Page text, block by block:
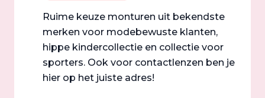
Ruime keuze monturen uit bekendste
merken voor modebewuste klanten,
hippe kindercollectie en collectie voor
sporters. Ook voor contactlenzen ben je
hier op het juiste adres!